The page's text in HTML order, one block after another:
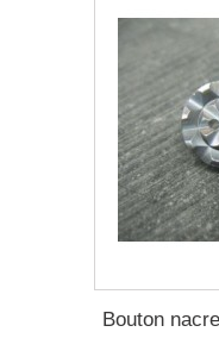
Bouton